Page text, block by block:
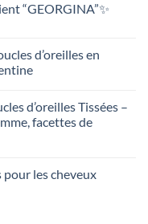
“GEORGINA”✨
d’oreilles en
d’oreilles Tissées –
facettes de
pour les cheveux